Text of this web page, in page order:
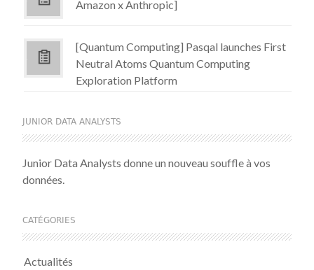
Amazon x Anthropic]
[Quantum Computing] Pasqal launches First
Neutral Atoms Quantum Computing
Exploration Platform
JUNIOR DATA ANALYSTS
Junior Data Analysts donne un nouveau souffle à vos
données.
CATÉGORIES
Actualités